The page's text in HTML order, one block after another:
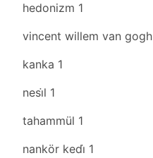
hedonizm 1
vincent willem van gogh
kanka 1
nesi̇l 1
tahammül 1
nankör kedi̇ 1